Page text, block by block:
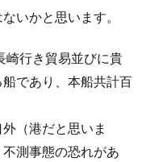
いかと思います。
崎行き貿易並びに貴
であり、本船共計百
（港だと思いま
測事態の恐れがあ